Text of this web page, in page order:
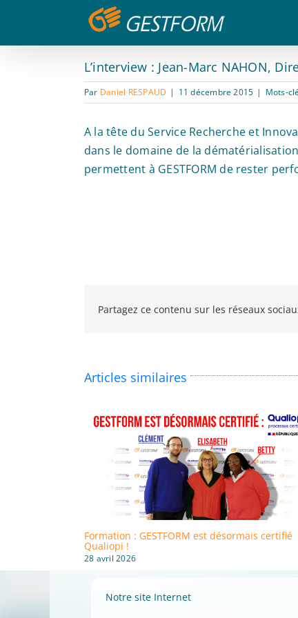
contenu
L’interview : Jean-Marc NAHON,
Par Daniel RESPAUD | 11 décembre 2015 | Mots-
A la tête du Service Recherche et
dans le domaine de la
permettent à GESTFORM de rester
Partagez ce contenu sur les réseaux
Articles similaires
Formation : GESTFORM est désormais certifié
Qualiopi !
28 avril 2026
Notre site Internet
Panneau de gestion des cookies